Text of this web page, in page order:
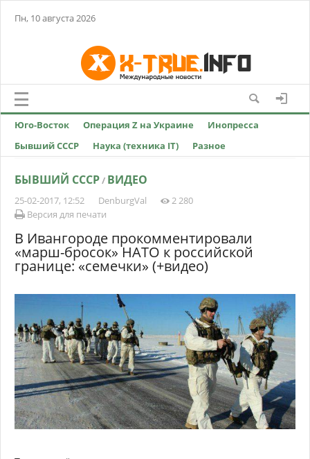
Пн, 10 августа 2026
Юго-Восток Операция Z на Украине
Инопресса
Бывший СССР
Наука (техника IT) Разное
БЫВШИЙ СССР/ ВИДЕО
25-02-2017, 12:52 DenburgVal
2 280
Версия для печати
В Ивангороде прокомментировали
«марш-бросок» НАТО к российской
границе: «семечки» (+видео)